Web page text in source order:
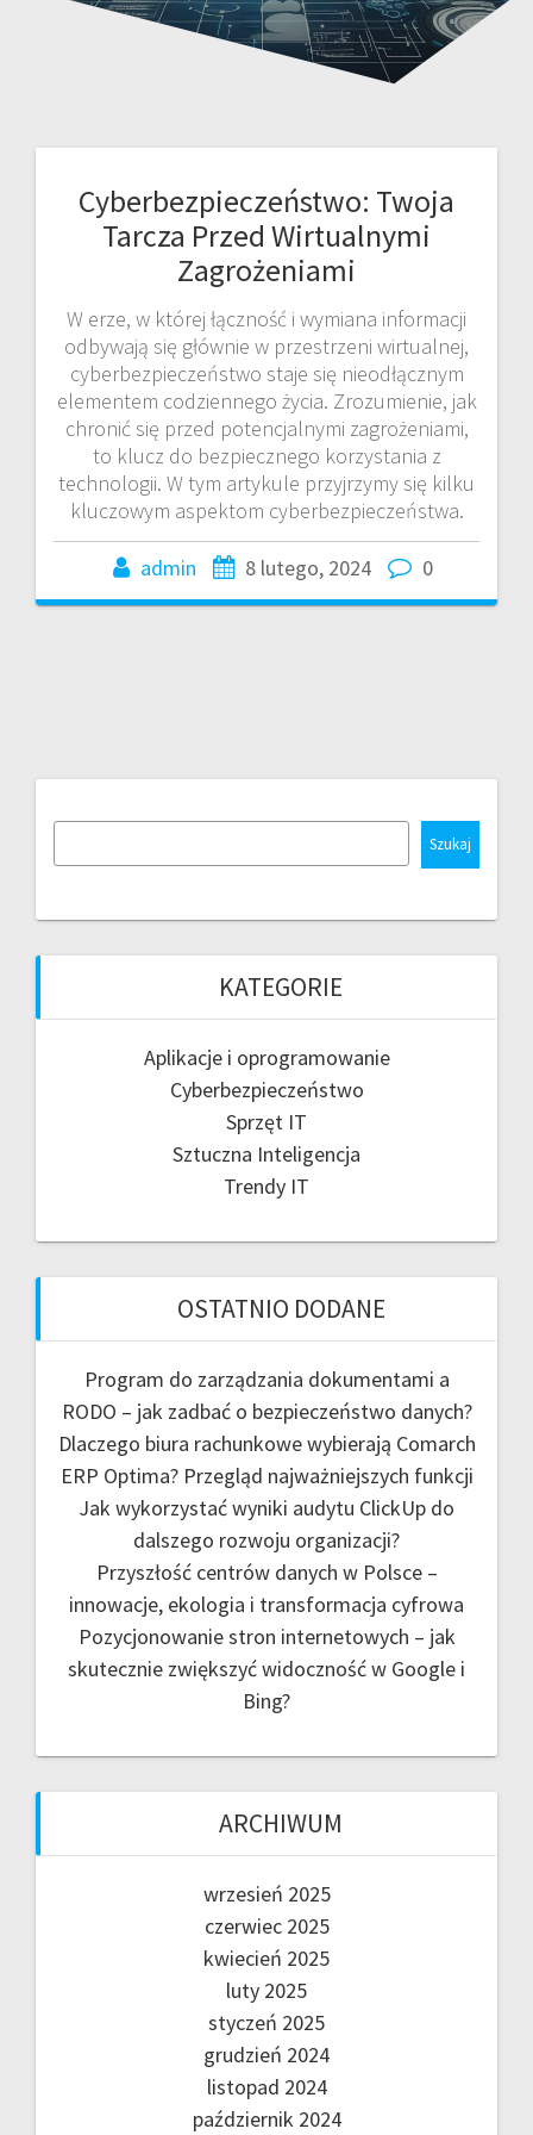
Cyberbezpieczeństwo: Twoja
Tarcza Przed Wirtualnymi
Zagrożeniami
W erze, w której łączność i wymiana informacji
odbywają się głównie w przestrzeni wirtualnej,
cyberbezpieczeństwo staje się nieodłącznym
elementem codziennego życia. Zrozumienie, jak
chronić się przed potencjalnymi zagrożeniami,
to klucz do bezpiecznego korzystania z
technologii. W tym artykule przyjrzymy się kilku
kluczowym aspektom cyberbezpieczeństwa.
admin 8 lutego, 2024 0
Szukaj
KATEGORIE
Aplikacje i oprogramowanie
Cyberbezpieczeństwo
Sprzęt IT
Sztuczna Inteligencja
Trendy IT
OSTATNIO DODANE
Program do zarządzania dokumentami a
RODO – jak zadbać o bezpieczeństwo danych?
Dlaczego biura rachunkowe wybierają Comarch
ERP Optima? Przegląd najważniejszych funkcji
Jak wykorzystać wyniki audytu ClickUp do
dalszego rozwoju organizacji?
Przyszłość centrów danych w Polsce –
innowacje, ekologia i transformacja cyfrowa
Pozycjonowanie stron internetowych – jak
skutecznie zwiększyć widoczność w Google i
Bing?
ARCHIWUM
wrzesień 2025
czerwiec 2025
kwiecień 2025
luty 2025
styczeń 2025
grudzień 2024
listopad 2024
październik 2024